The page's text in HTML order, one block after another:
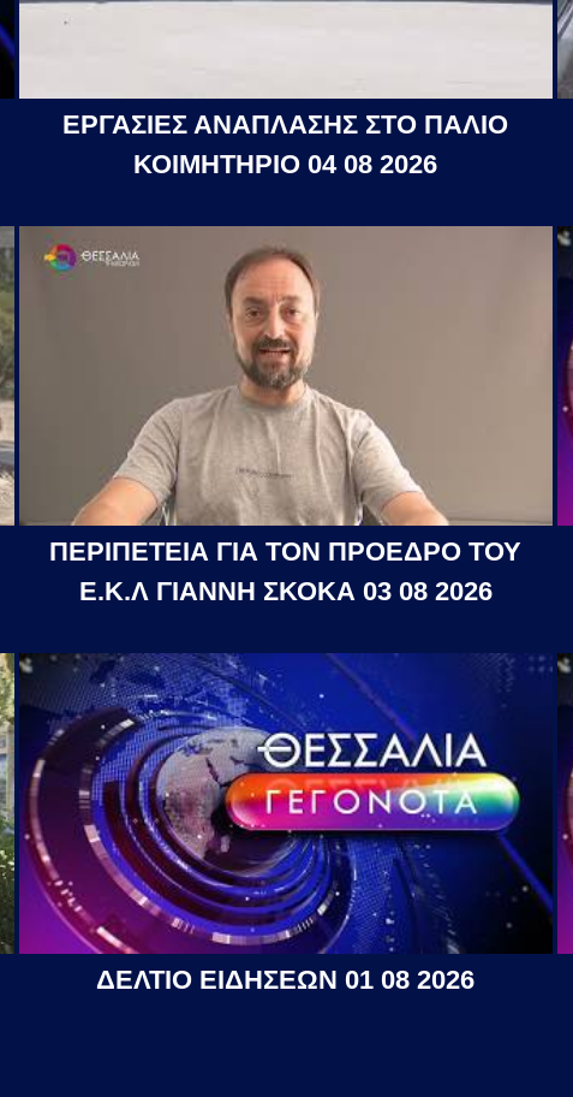
ΕΡΓΑΣΙΕΣ ΑΝΑΠΛΑΣΗΣ ΣΤΟ ΠΑΛΙΟ
ΚΟΙΜΗΤΗΡΙΟ 04 08 2026
ΠΕΡΙΠΕΤΕΙΑ ΓΙΑ ΤΟΝ ΠΡΟΕΔΡΟ ΤΟΥ
Ε.Κ.Λ ΓΙΑΝΝΗ ΣΚΟΚΑ 03 08 2026
ΔΕΛΤΙΟ ΕΙΔΗΣΕΩΝ 01 08 2026